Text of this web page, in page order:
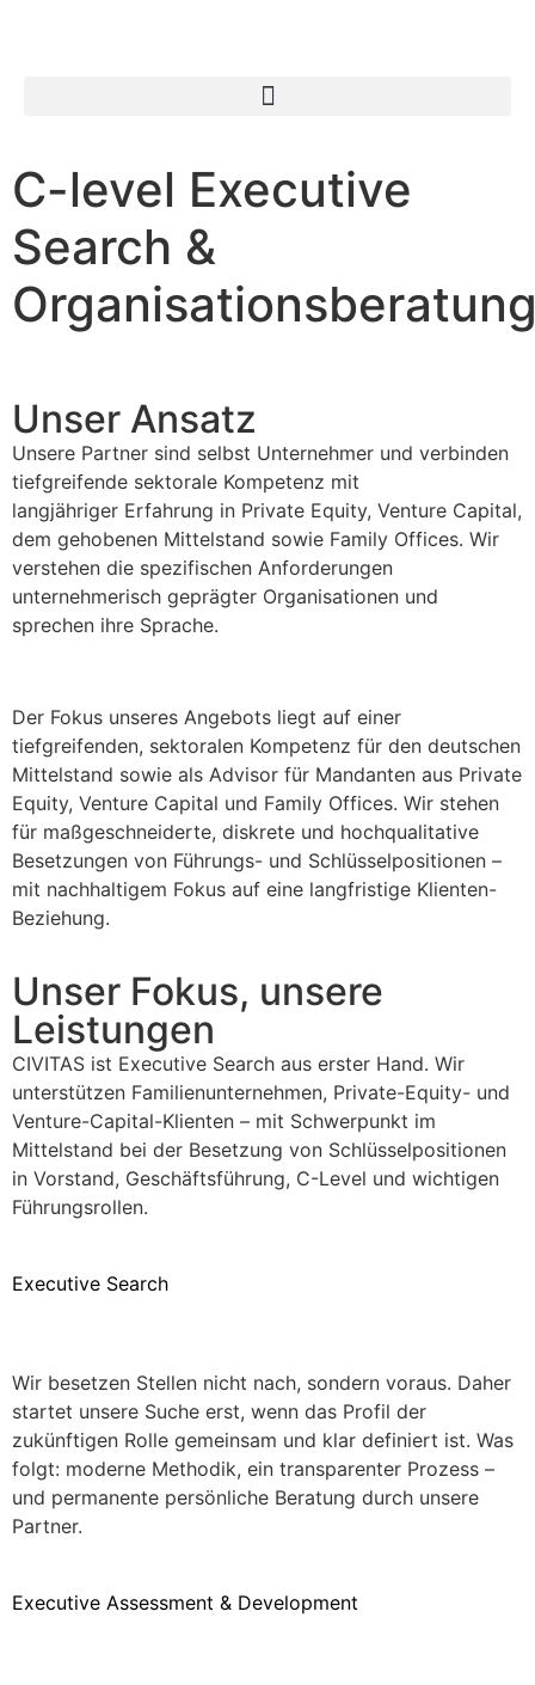
C-level Executive
Search &
Unser Ansatz
Unsere Partner sind selbst Unternehmer und verbinden
tiefgreifende sektorale Kompetenz mit
langjähriger Erfahrung in Private Equity, Venture Capital,
dem gehobenen Mittelstand sowie Family Offices. Wir
verstehen die spezifischen Anforderungen
unternehmerisch geprägter Organisationen und
sprechen ihre Sprache.
Der Fokus unseres Angebots liegt auf einer
tiefgreifenden, sektoralen Kompetenz für den deutschen
Mittelstand sowie als Advisor für Mandanten aus Private
Equity, Venture Capital und Family Offices. Wir stehen
für maßgeschneiderte, diskrete und hochqualitative
Besetzungen von Führungs- und Schlüsselpositionen –
mit nachhaltigem Fokus auf eine langfristige Klienten-
Beziehung.
Unser Fokus, unsere
Leistungen
CIVITAS ist Executive Search aus erster Hand. Wir
unterstützen Familienunternehmen, Private-Equity- und
Venture-Capital-Klienten – mit Schwerpunkt im
Mittelstand bei der Besetzung von Schlüsselpositionen
in Vorstand, Geschäftsführung, C-Level und wichtigen
Führungsrollen.
Executive Search
Wir besetzen Stellen nicht nach, sondern voraus. Daher
startet unsere Suche erst, wenn das Profil der
zukünftigen Rolle gemeinsam und klar definiert ist. Was
folgt: moderne Methodik, ein transparenter Prozess –
und permanente persönliche Beratung durch unsere
Partner.
Executive Assessment & Development